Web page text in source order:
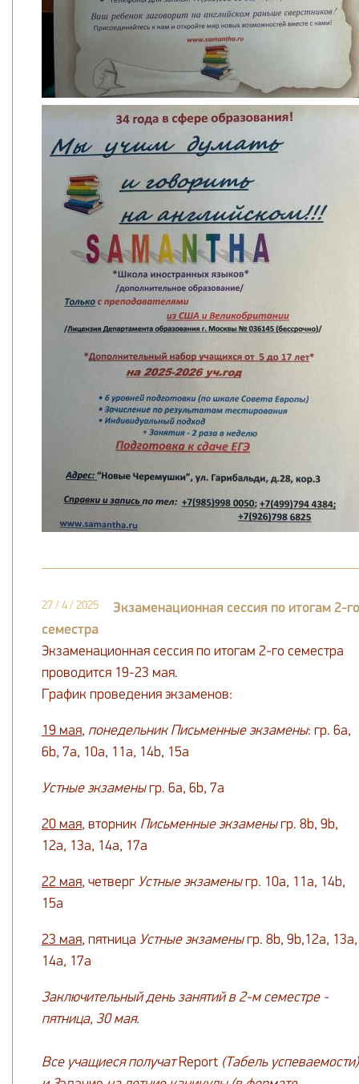
27 / 4 / 2025
Экзаменационная сессия по итогам 2-го
семестра
Экзаменационная сессия по итогам 2-го семестра
проводится 19-23 мая.
График проведения экзаменов:
19 мая, понедельник Письменные экзамены: гр. 6а,
6b, 7a, 10a, 11a, 14b, 15a
Устные экзаменыгр. 6а, 6b, 7a
20 мая, вторник Письменные экзаменыгр. 8b, 9b,
12a, 13a, 14a, 17a
22 мая, четверг Устные экзаменыгр. 10a, 11a, 14b,
15a
23 мая, пятница Устные экзаменыгр. 8b, 9b,12a, 13a,
14a, 17a
Заключительный день занятий в 2-м семестре -
пятница, 30 мая.
Все учащиеся получатReport (Табель успеваемости)